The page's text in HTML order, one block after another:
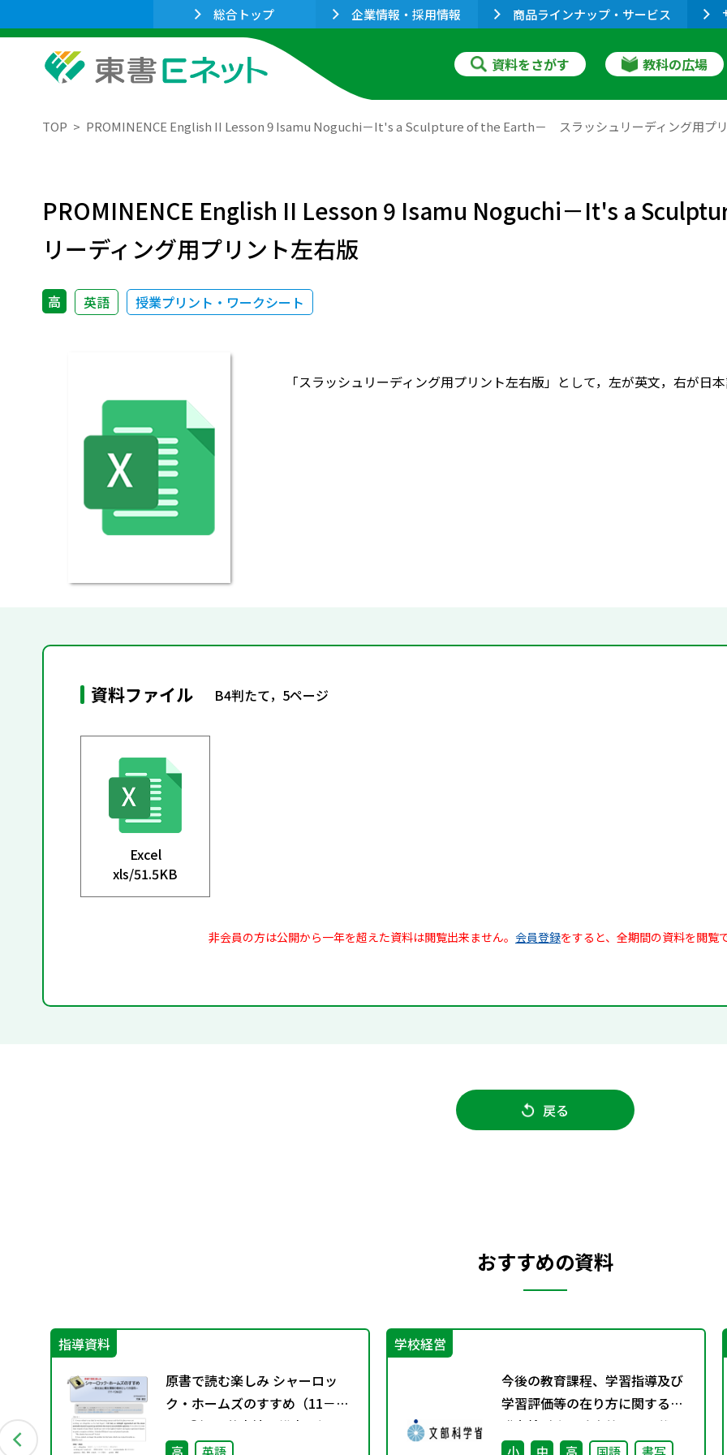
総合トップ 企業情報・採用情報 商品ラインナップ・サービス
資料をさがす 教科の広場
TOP PROMINENCE English II Lesson 9 Isamu Noguchi－It's a Sculpture of the Earth－ スラッシュリーディング用プ
PROMINENCE English II Lesson 9 Isamu Noguchi－It's a
リーディング用プリント左右版
高 英語 授業プリント・ワークシート
「スラッシュリーディング用プリント左右版」として，左が英文，右が日
資料ファイル B4判たて，5ページ
Excel
xls/51.5KB
非会員の方は公開から一年を超えた資料は閲覧出来ません。 会員登録をすると、全期間の資料を閲覧
戻る
おすすめの資料
指導資料
原書で読む楽しみ シャーロッ
ク・ホームズのすすめ（11－
136②）―英文法と構文理解の教
材としての活用―
学校経営
今後の教育課程、学習指導及び
学習評価等の在り方に関する有
識者検討会の論点整理を掲載し
ました